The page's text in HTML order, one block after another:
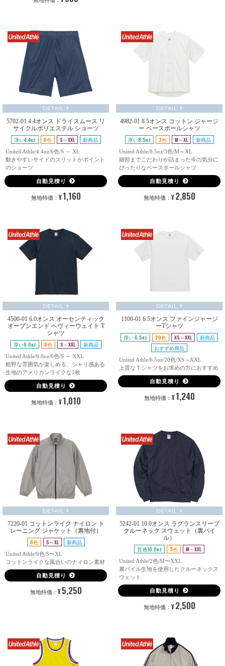
DETAIL
5702-01 4.4オンス ドライスムース リ
サイクルポリエステル ショーツ
薄い4.4oz 6色 S～XXL 新商品
United Athle/4.4oz/6色/S ～ XL
動きやすいサイドのスリットがポイント
のショーツ
自動見積り
無地特価： ¥ 1,160
DETAIL
4982-01 8.5オンス コットン ジャージ
ー ベースボールシャツ
厚い8.5oz 3色 M～XL 新商品
United Athle/8.5oz/3色/M～XL
細部までこだわりが詰まった今の気分に
ぴったりなベースボールシャツ
自動見積り
無地特価： ¥ 2,850
DETAIL
4500-01 6.0オンス オーセンティック
オープンエンド ヘヴィーウェイト T
シャツ
厚い6.0oz 6色 S～XXL 新商品
United Athle/6.0oz/6色/S ～ XXL
粗野な雰囲気が楽しめる、シャリ感ある
生地のアメリカンライクな1枚
自動見積り
無地特価： ¥ 1,010
DETAIL
1100-01 6.5オンス ファインジャージ
ーTシャツ
厚い 6.5oz 20色 XS～XXL
新商品
おすすめ商品
United Athle/6.5oz/20色/XS～XXL
上質なＴシャツをお求めの方におすすめ
自動見積り
無地特価： ¥ 1,240
DETAIL
7220-01 コットンライク ナイロン ト
レーニング ジャケット（裏地付）
6色 S～XL 新商品
United Athle/6色/S〜XL
コットンライクな風合いのナイロン素材
自動見積り
無地特価： ¥ 5,250
DETAIL
5242-01 10.0オンス ラグランスリーブ
クルーネック スウェット（裏パイ
ル）
普通10.0oz 3色 M～XXL
United Athle/2色/M〜XXL
裏パイル生地を使用したクルーネックス
ウェット
自動見積り
無地特価： ¥ 2,500